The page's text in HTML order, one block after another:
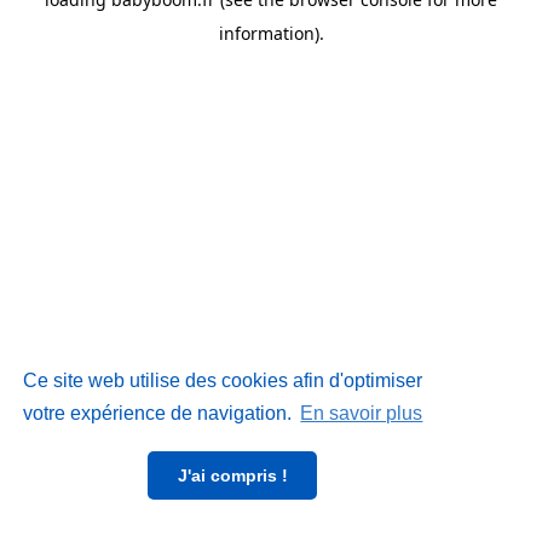
Ce site web utilise des cookies afin d'optimiser
votre expérience de navigation. En savoir plus
J'ai compris !
information).